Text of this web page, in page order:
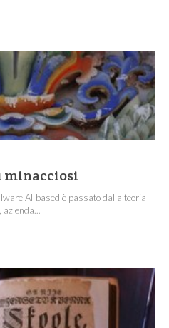
minacciosi
AI-based è passato dalla teoria
azienda...